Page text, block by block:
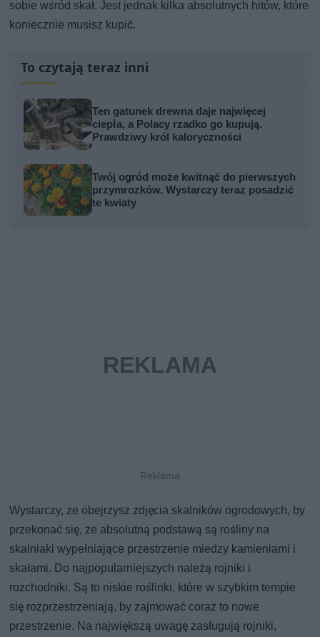
sobie wśród skał. Jest jednak kilka absolutnych hitów, które
koniecznie musisz kupić.
To czytają teraz inni
Ten gatunek drewna daje najwięcej
ciepła, a Polacy rzadko go kupują.
Prawdziwy król kaloryczności
Twój ogród może kwitnąć do pierwszych
przymrozków. Wystarczy teraz posadzić
te kwiaty
Wystarczy, ze obejrzysz zdjęcia skalników ogrodowych, by
przekonać się, że absolutną podstawą są rośliny na
skalniaki wypełniające przestrzenie miedzy kamieniami i
skałami. Do najpopularniejszych należą rojniki i
rozchodniki. Są to niskie roślinki, które w szybkim tempie
się rozprzestrzeniają, by zajmować coraz to nowe
przestrzenie. Na największą uwagę zasługują rojniki,